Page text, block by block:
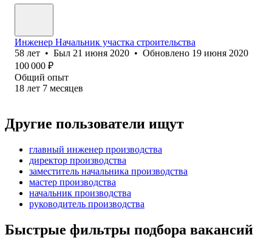
Инженер Начальник участка строительства
58 лет • Был 21 июня 2020 • Обновлено 19 июня 2020
100 000 ₽
Общий опыт
18 лет 7 месяцев
Другие пользователи ищут
главный инженер производства
директор производства
заместитель начальника производства
мастер производства
начальник производства
руководитель производства
Быстрые фильтры подбора вакансий